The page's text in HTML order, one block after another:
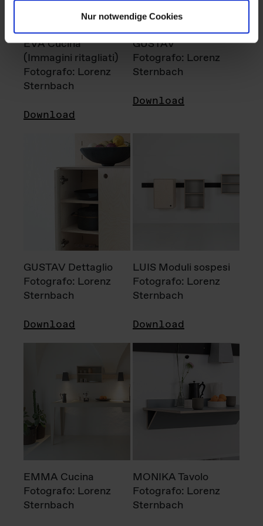
Nur notwendige Cookies
EVA Cucina
(Immagini ritagliati)
Fotografo: Lorenz
Sternbach
Download
GUSTAV
Fotografo: Lorenz
Sternbach
Download
GUSTAV Dettaglio
Fotografo: Lorenz
Sternbach
Download
LUIS Moduli sospesi
Fotografo: Lorenz
Sternbach
Download
EMMA Cucina
Fotografo: Lorenz
Sternbach
MONIKA Tavolo
Fotografo: Lorenz
Sternbach